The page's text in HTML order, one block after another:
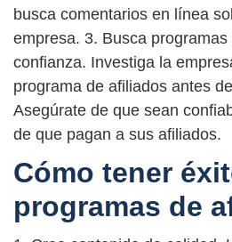
busca comentarios en línea
empresa. 3. Busca
confianza. Investiga la
programa de afiliados antes
Asegúrate de que sean
de que pagan a sus afiliados.
Cómo tener
programas de